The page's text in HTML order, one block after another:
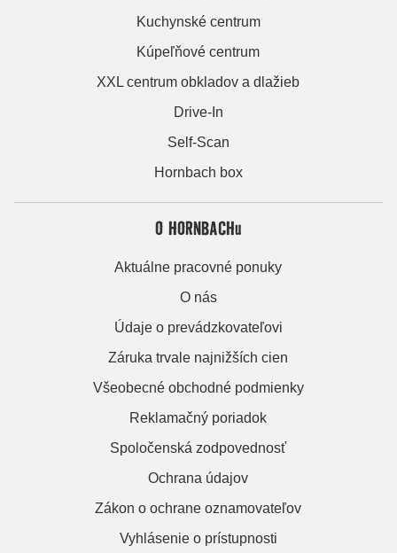
Kuchynské centrum
Kúpeľňové centrum
XXL centrum obkladov a dlažieb
Drive-In
Self-Scan
Hornbach box
O HORNBACHu
Aktuálne pracovné ponuky
O nás
Údaje o prevádzkovateľovi
Záruka trvale najnižších cien
Všeobecné obchodné podmienky
Reklamačný poriadok
Spoločenská zodpovednosť
Ochrana údajov
Zákon o ochrane oznamovateľov
Vyhlásenie o prístupnosti